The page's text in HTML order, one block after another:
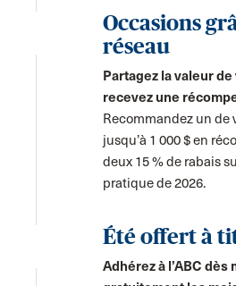
Occasions
réseau
Partagez la valeur
recevez une
Recommandez un de
jusqu’à 1 000 $ en
deux 15 % de rabais
pratique de 2026.
Été offert à
Adhérez à l’ABC